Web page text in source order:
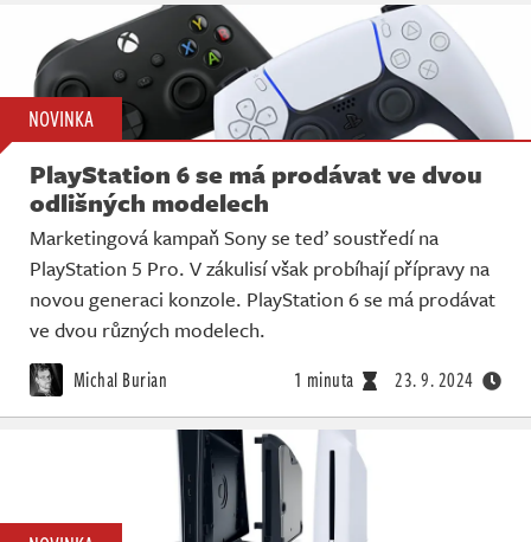
NOVINKA
PlayStation 6 se má prodávat ve dvou
odlišných modelech
Marketingová kampaň Sony se teď soustředí na
PlayStation 5 Pro. V zákulisí však probíhají přípravy na
novou generaci konzole. PlayStation 6 se má prodávat
ve dvou různých modelech.
Michal Burian 1 minuta 23. 9. 2024